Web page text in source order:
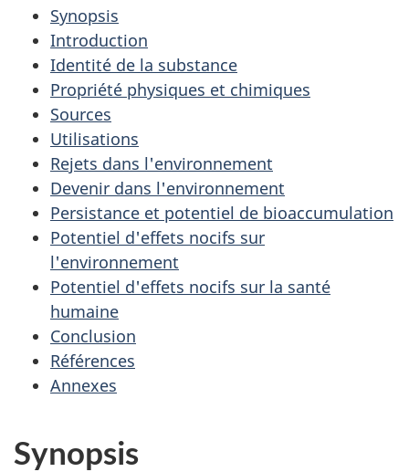
Synopsis
Introduction
Identité de la substance
Propriété physiques et chimiques
Sources
Utilisations
Rejets dans l'environnement
Devenir dans l'environnement
Persistance et potentiel de bioaccumulation
Potentiel d'effets nocifs sur
l'environnement
Potentiel d'effets nocifs sur la santé
humaine
Conclusion
Références
Annexes
Synopsis